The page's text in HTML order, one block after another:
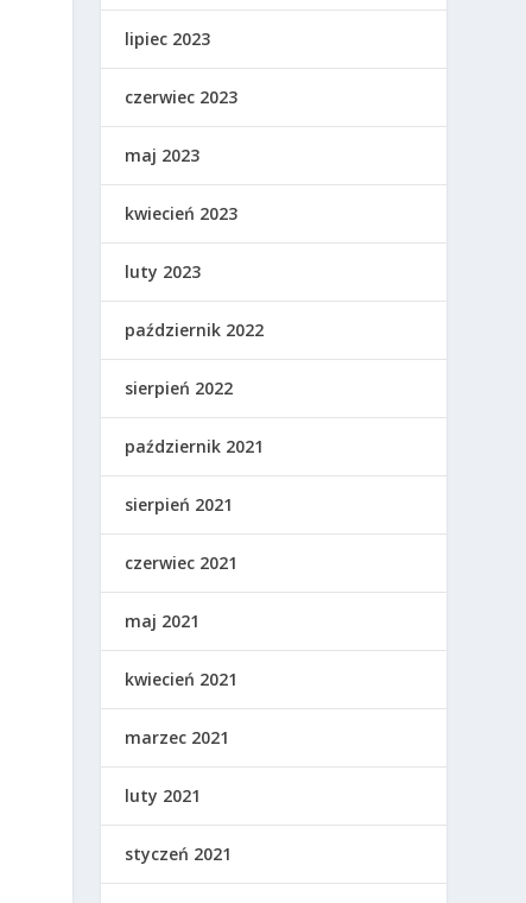
lipiec 2023
czerwiec 2023
maj 2023
kwiecień 2023
luty 2023
październik 2022
sierpień 2022
październik 2021
sierpień 2021
czerwiec 2021
maj 2021
kwiecień 2021
marzec 2021
luty 2021
styczeń 2021